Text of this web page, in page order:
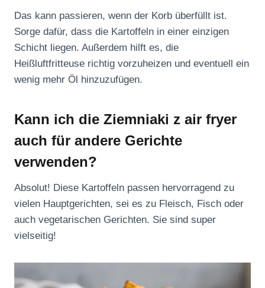
Das kann passieren, wenn der Korb überfüllt ist.
Sorge dafür, dass die Kartoffeln in einer einzigen
Schicht liegen. Außerdem hilft es, die
Heißluftfritteuse richtig vorzuheizen und eventuell ein
wenig mehr Öl hinzuzufügen.
Kann ich die Ziemniaki z air fryer
auch für andere Gerichte
verwenden?
Absolut! Diese Kartoffeln passen hervorragend zu
vielen Hauptgerichten, sei es zu Fleisch, Fisch oder
auch vegetarischen Gerichten. Sie sind super
vielseitig!